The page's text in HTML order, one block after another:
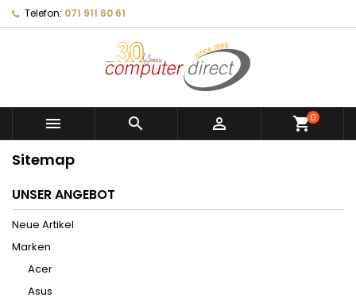
Telefon: 071 911 60 61
   shopping_cart0
Sitemap
UNSER ANGEBOT
Neue Artikel
Marken
Acer
Asus